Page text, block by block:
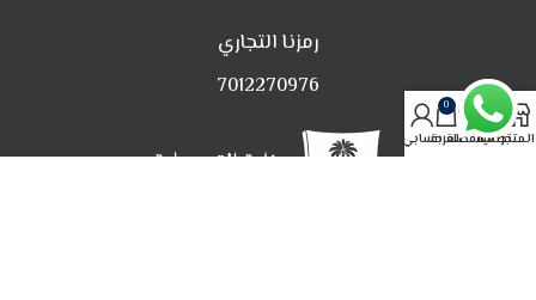
رمزنا التجاري
7012270976
المتجرتصفيةالمفضلة
0
العربةحسابي